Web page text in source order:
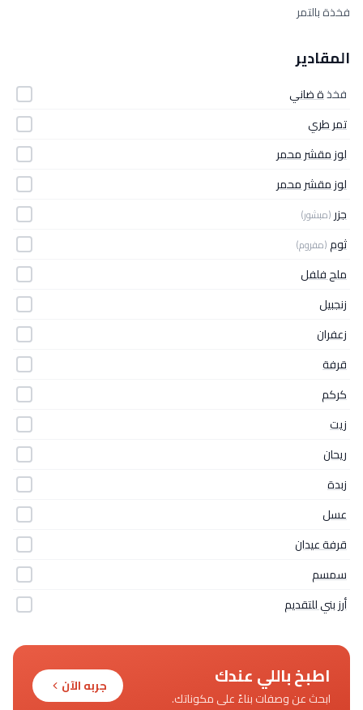
فخذة بالتمر
المقادير
فخذة ضاني
تمر طري
لوز مقشر محمر
لوز مقشر محمر
جزر (مبشور)
ثوم(مفروم)
ملح فلفل
زنجبيل
زعفران
قرفة
كركم
زيت
ريحان
زبدة
عسل
قرفة عيدان
سمسم
أرز بني للتقديم
اطبخ باللي عندك
ابحث عن وصفات بناءً على مكوناتك.
جربه الآن